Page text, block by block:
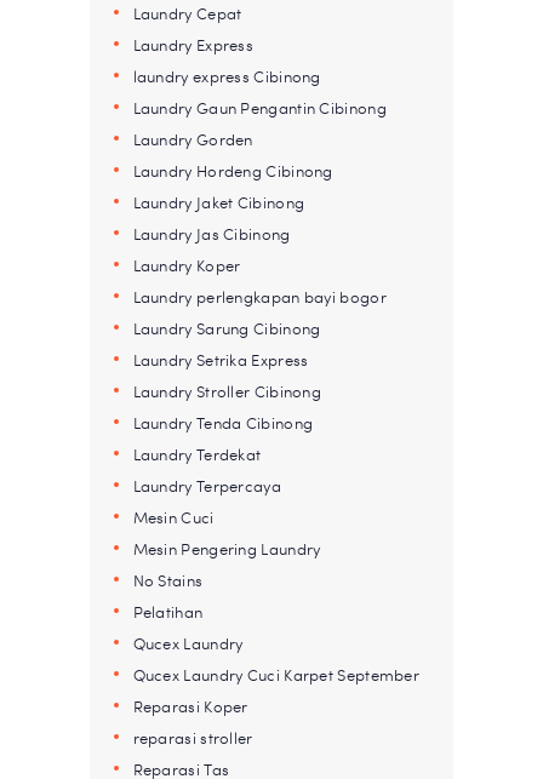
Laundry Cepat
Laundry Express
laundry express Cibinong
Laundry Gaun Pengantin Cibinong
Laundry Gorden
Laundry Hordeng Cibinong
Laundry Jaket Cibinong
Laundry Jas Cibinong
Laundry Koper
Laundry perlengkapan bayi bogor
Laundry Sarung Cibinong
Laundry Setrika Express
Laundry Stroller Cibinong
Laundry Tenda Cibinong
Laundry Terdekat
Laundry Terpercaya
Mesin Cuci
Mesin Pengering Laundry
No Stains
Pelatihan
Qucex Laundry
Qucex Laundry Cuci Karpet September
Reparasi Koper
reparasi stroller
Reparasi Tas